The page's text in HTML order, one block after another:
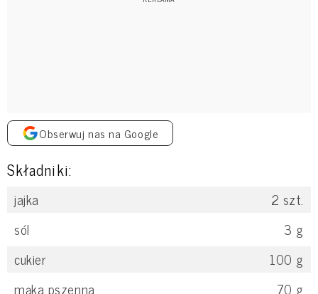
Obserwuj nas na Google
Składniki:
jajka 2 szt.
sól
3 g
cukier
100 g
mąka pszenna
70 g